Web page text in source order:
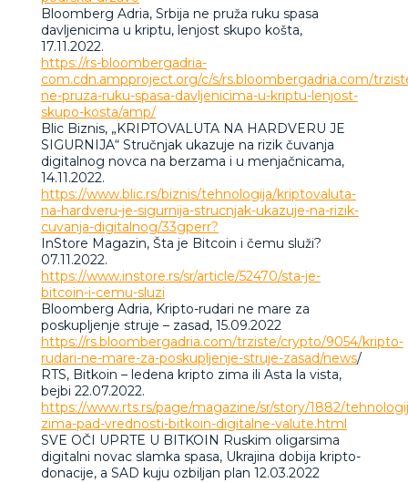
Bloomberg Adria, Srbija ne pruža ruku spasa
davljenicima u kriptu, lenjost skupo košta,
17.11.2022.
https://rs-bloombergadria-
com.cdn.ampproject.org/c/s/rs.bloombergadria.com/
ne-pruza-ruku-spasa-davljenicima-u-kriptu-lenjost-
skupo-kosta/amp/
Blic Biznis, „KRIPTOVALUTA NA HARDVERU JE
SIGURNIJA“ Stručnjak ukazuje na rizik čuvanja
digitalnog novca na berzama i u menjačnicama,
14.11.2022.
https://www.blic.rs/biznis/tehnologija/kriptovaluta-
na-hardveru-je-sigurnija-strucnjak-ukazuje-na-rizik-
cuvanja-digitalnog/33gperr?
InStore Magazin, Šta je Bitcoin i čemu služi?
07.11.2022.
https://www.instore.rs/sr/article/52470/sta-je-
bitcoin-i-cemu-sluzi
Bloomberg Adria, Kripto-rudari ne mare za
poskupljenje struje – zasad, 15.09.2022
https://rs.bloombergadria.com/trziste/crypto/9054/kripto-
rudari-ne-mare-za-poskupljenje-struje-zasad/news/
RTS, Bitkoin – ledena kripto zima ili Asta la vista,
bejbi 22.07.2022.
https://www.rts.rs/page/magazine/sr/story/1882/
zima-pad-vrednosti-bitkoin-digitalne-valute.html
SVE OČI UPRTE U BITKOIN Ruskim oligarsima
digitalni novac slamka spasa, Ukrajina dobija kripto-
donacije, a SAD kuju ozbiljan plan 12.03.2022